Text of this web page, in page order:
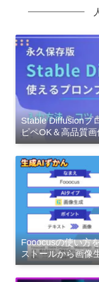
Stable Diffusionプ
ピペOK＆高品質
版
Fooocusの使い方
ストールから画像